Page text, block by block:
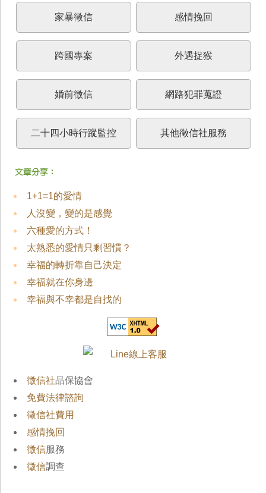
家暴徵信 感情挽回
跨國專案 外遇捉猴
婚前徵信 網路犯罪蒐證
二十四小時行蹤監控 其他徵信社服務
1+1=1的愛情
人沒變，變的是感覺
六種愛的方式！
太熟悉的愛情只剩習慣？
幸福的轉折靠自己決定
幸福就在你身邊
幸福與不幸都是自找的
徵信社品保協會
免費法律諮詢
徵信社費用
感情挽回
徵信服務
徵信調查